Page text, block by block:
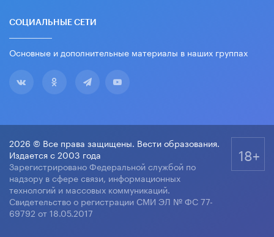
СОЦИАЛЬНЫЕ СЕТИ
Основные и дополнительные материалы в наших группах
2026 © Все права защищены. Вести образования.
Издается с 2003 года
Зарегистрировано Федеральной службой по
надзору в сфере связи, информационных
технологий и массовых коммуникаций.
Свидетельство о регистрации СМИ ЭЛ № ФС 77-
69792 от 18.05.2017
18+